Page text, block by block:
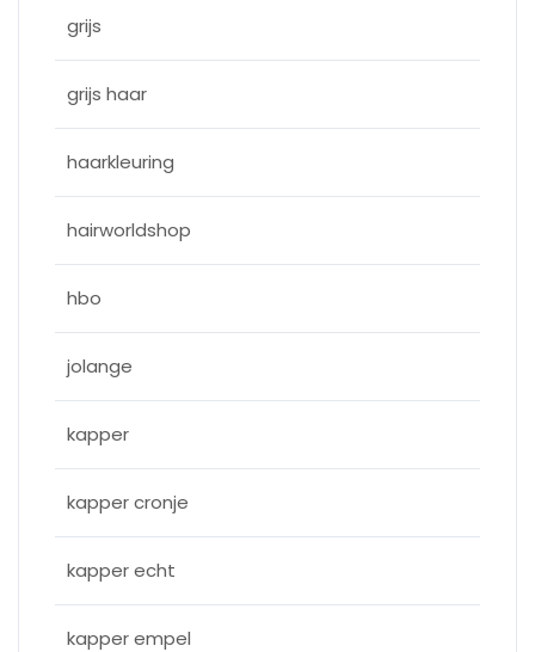
grijs
grijs haar
haarkleuring
hairworldshop
hbo
jolange
kapper
kapper cronje
kapper echt
kapper empel